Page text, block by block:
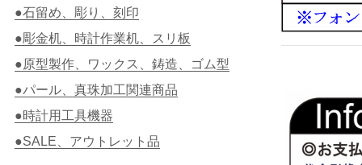
●石留め、彫り、刻印
●彫金机、時計作業机、スリ板
●原型製作、ワックス、鋳造、ゴム型
●パール、真珠加工関連商品
●時計用工具機器
●SALE、アウトレット品